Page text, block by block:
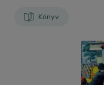
Könyv